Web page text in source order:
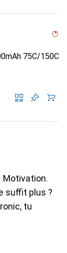
75C/150C
Motivation.
suffit plus ?
tu